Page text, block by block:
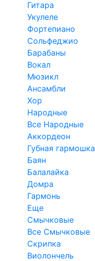
Гитара
Укулеле
Фортепиано
Сольфеджио
Барабаны
Вокал
Мюзикл
Ансамбли
Хор
Народные
Все Народные
Аккордеон
Губная гармошка
Баян
Балалайка
Домра
Гармонь
Еще
Смычковые
Все Смычковые
Скрипка
Виолончель